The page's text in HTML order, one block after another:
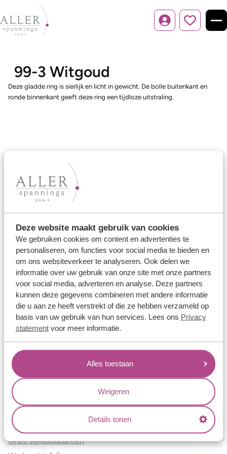
Deze website maakt gebruik van cookies
We gebruiken cookies om content en advertenties te
personaliseren, om functies voor social media te bieden en
om ons websiteverkeer te analyseren. Ook delen we
informatie over uw gebruik van onze site met onze partners
voor social media, adverteren en analyse. Deze partners
kunnen deze gegevens combineren met andere informatie
die u aan ze heeft verstrekt of die ze hebben verzameld op
basis van uw gebruik van hun services. Lees ons Privacy
statementvoor meer informatie.
Alles toestaan
Weigeren
Details tonen
Inloggen
99-3 Witgoud
Deze gladde ring is sierlijk en licht in gewicht. De bolle buitenkant en
ronde binnenkant geeft deze ring een tijdloze uitstraling.
Ons aanbod
Trouwringen
Memoireringen
Verlovingsringen
Vriendschapsringen
Over ons
Aller Spanninga
Historie
Certificaten
Blogs
Jouw voordelen
Conflictvrije Materialen
Oneindig veel mogelijkheden
Kwaliteit
Juweliers & Contact
Onze verkooppunten